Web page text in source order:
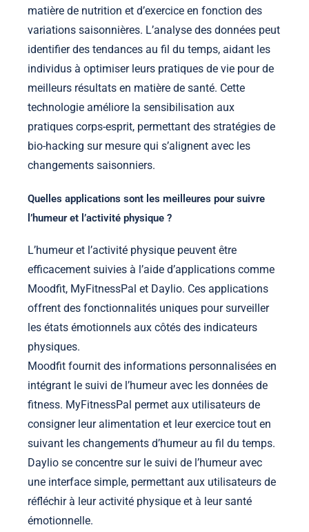
matière de nutrition et d’exercice en fonction des
variations saisonnières. L’analyse des données peut
identifier des tendances au fil du temps, aidant les
individus à optimiser leurs pratiques de vie pour de
meilleurs résultats en matière de santé. Cette
technologie améliore la sensibilisation aux
pratiques corps-esprit, permettant des stratégies de
bio-hacking sur mesure qui s’alignent avec les
changements saisonniers.
Quelles applications sont les meilleures pour suivre
l’humeur et l’activité physique ?
L’humeur et l’activité physique peuvent être
efficacement suivies à l’aide d’applications comme
Moodfit, MyFitnessPal et Daylio. Ces applications
offrent des fonctionnalités uniques pour surveiller
les états émotionnels aux côtés des indicateurs
physiques.
Moodfit fournit des informations personnalisées en
intégrant le suivi de l’humeur avec les données de
fitness. MyFitnessPal permet aux utilisateurs de
consigner leur alimentation et leur exercice tout en
suivant les changements d’humeur au fil du temps.
Daylio se concentre sur le suivi de l’humeur avec
une interface simple, permettant aux utilisateurs de
réfléchir à leur activité physique et à leur santé
émotionnelle.